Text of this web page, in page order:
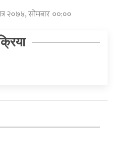
२०७४, सोमबार ००:००